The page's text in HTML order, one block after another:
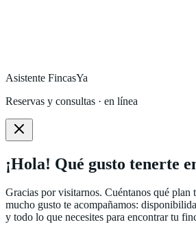
Asistente FincasYa
Reservas y consultas · en línea
¡Hola! Qué gusto tenerte
Gracias por visitarnos. Cuéntanos qué plan
mucho gusto te acompañamos:
y todo lo que necesites para encontrar tu